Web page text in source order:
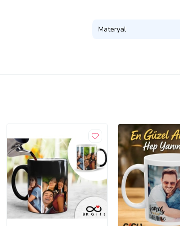
Materyal